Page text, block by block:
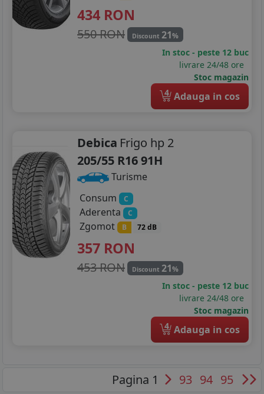
434 RON
550 RON Discount 21%
In stoc - peste 12 buc
livrare 24/48 ore
Stoc magazin
4 Adauga in cos
Debica Frigo hp 2
205/55 R16 91H
Turisme
Consum
C
Aderenta C
Zgomot B 72 dB
357 RON
453 RON Discount 21%
In stoc - peste 12 buc
livrare 24/48 ore
Stoc magazin
4 Adauga in cos
Pagina 1 93 94 95